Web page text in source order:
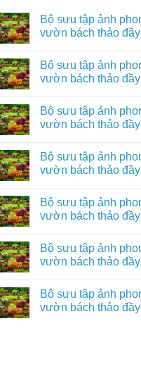
Bộ sưu tập ảnh
vườn bách thảo
Bộ sưu tập ảnh
vườn bách thảo
Bộ sưu tập ảnh
vườn bách thảo
Bộ sưu tập ảnh
vườn bách thảo
Bộ sưu tập ảnh
vườn bách thảo
Bộ sưu tập ảnh
vườn bách thảo
Bộ sưu tập ảnh
vườn bách thảo